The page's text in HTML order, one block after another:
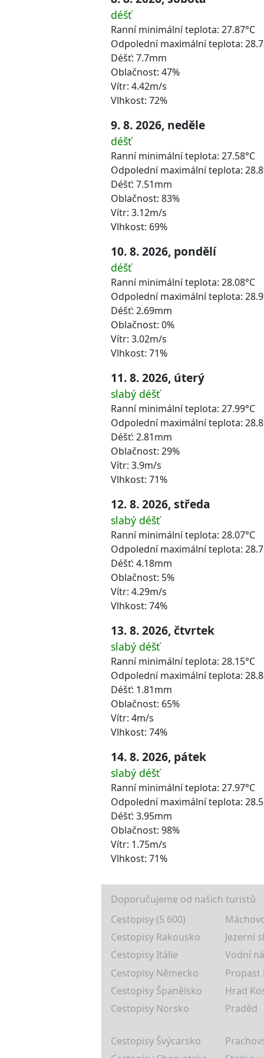
déšť
Ranní minimální teplota: 27.87°C
Odpolední maximální teplota:
Déšť: 7.7mm
Oblačnost: 47%
Vítr: 4.42m/s
Vlhkost: 72%
9. 8. 2026, neděle
déšť
Ranní minimální teplota: 27.58°C
Odpolední maximální teplota:
Déšť: 7.51mm
Oblačnost: 83%
Vítr: 3.12m/s
Vlhkost: 69%
10. 8. 2026, pondělí
déšť
Ranní minimální teplota: 28.08°C
Odpolední maximální teplota:
Déšť: 2.69mm
Oblačnost: 0%
Vítr: 3.02m/s
Vlhkost: 71%
11. 8. 2026, úterý
slabý déšť
Ranní minimální teplota: 27.99°C
Odpolední maximální teplota:
Déšť: 2.81mm
Oblačnost: 29%
Vítr: 3.9m/s
Vlhkost: 71%
12. 8. 2026, středa
slabý déšť
Ranní minimální teplota: 28.07°C
Odpolední maximální teplota:
Déšť: 4.18mm
Oblačnost: 5%
Vítr: 4.29m/s
Vlhkost: 74%
13. 8. 2026, čtvrtek
slabý déšť
Ranní minimální teplota: 28.15°C
Odpolední maximální teplota:
Déšť: 1.81mm
Oblačnost: 65%
Vítr: 4m/s
Vlhkost: 74%
14. 8. 2026, pátek
slabý déšť
Ranní minimální teplota: 27.97°C
Odpolední maximální teplota:
Déšť: 3.95mm
Oblačnost: 98%
Vítr: 1.75m/s
Vlhkost: 71%
Doporučujeme od našich turistů
Cestopisy (5 600)
Cestopisy Rakousko
Jezerní
Cestopisy Itálie
Vodní
Cestopisy Německo
Propast
Cestopisy Španělsko
Hrad
Cestopisy Norsko
Praděd
Cestopisy Švýcarsko